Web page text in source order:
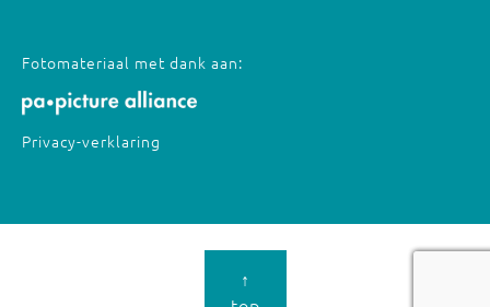
Fotomateriaal met dank aan:
Privacy-verklaring
↑